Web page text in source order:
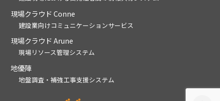
現場クラウド Conne
建設業向けコミュニケーションサービス
現場クラウド Arune
現場リソース管理システム
地優陣
地盤調査・補強工事支援システム